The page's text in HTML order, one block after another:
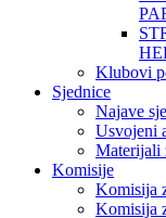
Klubovi
Sjednice
Najave
Usvojeni
Materijali
Komisije
Komisija
Komisija